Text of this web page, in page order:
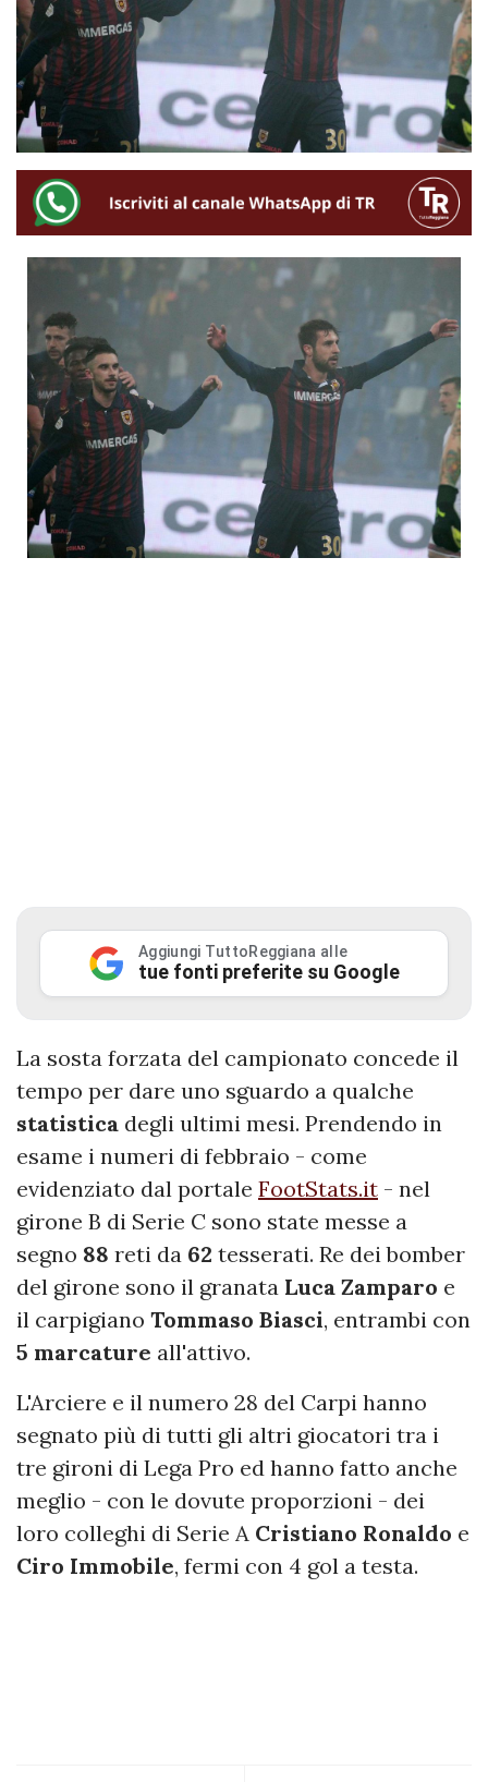
Aggiungi TuttoReggiana alle
tue fonti preferite su Google
La sosta forzata del campionato concede il
tempo per dare uno sguardo a qualche
statistica degli ultimi mesi. Prendendo in
esame i numeri di febbraio - come
evidenziato dal portale FootStats.it - nel
girone B di Serie C sono state messe a
segno 88 reti da 62 tesserati. Re dei bomber
del girone sono il granata Luca Zamparo e
il carpigiano Tommaso Biasci, entrambi con
5 marcature all'attivo.
L'Arciere e il numero 28 del Carpi hanno
segnato più di tutti gli altri giocatori tra i
tre gironi di Lega Pro ed hanno fatto anche
meglio - con le dovute proporzioni - dei
loro colleghi di Serie A Cristiano Ronaldo e
Ciro Immobile, fermi con 4 gol a testa.